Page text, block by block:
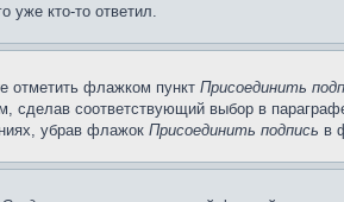
уже кто-то ответил.
отметить флажком пункт Присоединить
соответствующий выбор в
убрав флажок Присоединить подпись в